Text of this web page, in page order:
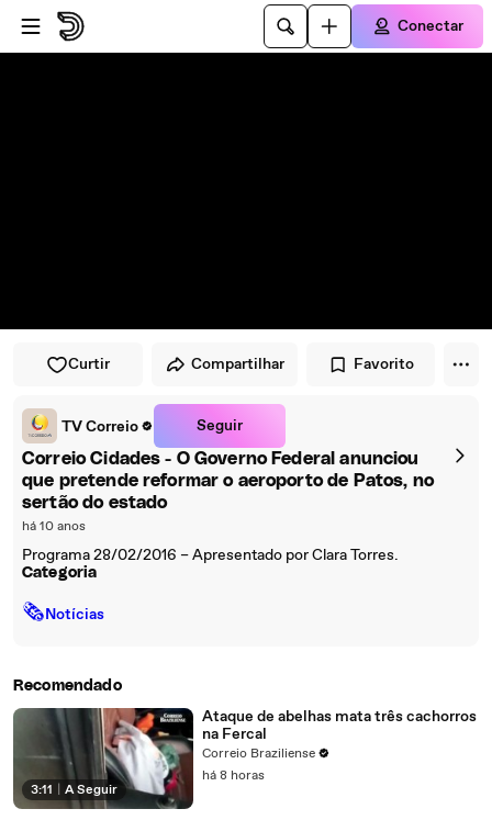
Pular para o player
Ir para o conteúdo principal
Conectar
Curtir Compartilhar Favorito
TV Correio Seguir
Correio Cidades - O Governo Federal anunciou
que pretende reformar o aeroporto de Patos, no
sertão do estado
há 10 anos
Programa 28/02/2016 – Apresentado por Clara Torres.
Categoria
🗞Notícias
Recomendado
3:11 A Seguir
Ataque de abelhas mata três cachorros
na Fercal
Correio Braziliense
há 8 horas